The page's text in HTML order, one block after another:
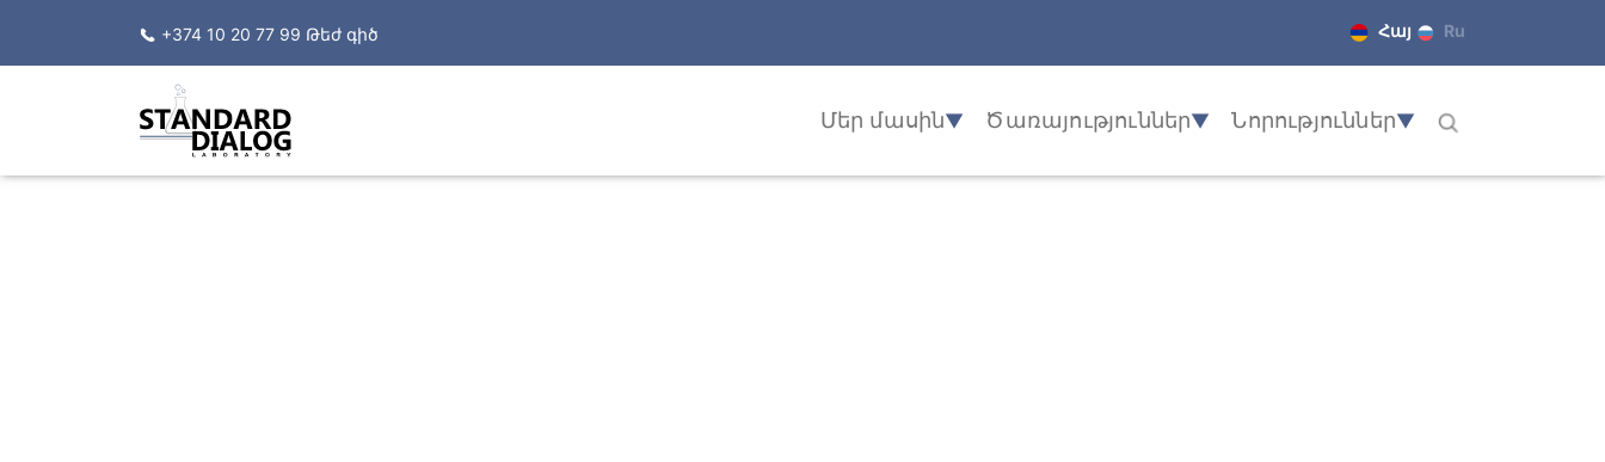
+374 10 20 77 99 Թեժ գիծ Հայ Ru
Մեր մասին▼ Ծառայություններ▼ Նորություններ▼